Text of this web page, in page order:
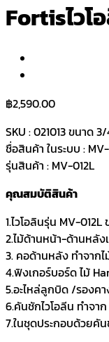
Fortisไวโ
฿2,590.00
SKU : 021013 ขนาด
ชื่อสินค้า ในระบบ :
รุ่นสินค้า : MV-012L
คุณสมบัติสินค้า
1.ไวโอลินรุ่น MV-
2.ไม้ด้านหน้า-ด้านหลัง
3. คอด้านหลัง ทำจากไ
4.ฟิงเกอร์บอร์ด ไม้
5.อะไหล่ลูกบิด /รองค
6.คันชักไวโอลีน ทำจา
7.ในชุดประกอบด้วยคั